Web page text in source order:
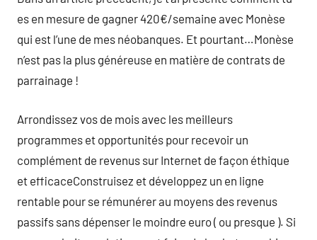
es en mesure de gagner 420€/semaine avec Monèse
qui est l’une de mes néobanques. Et pourtant…Monèse
n’est pas la plus généreuse en matière de contrats de
parrainage !
Arrondissez vos de mois avec les meilleurs
programmes et opportunités pour recevoir un
complément de revenus sur Internet de façon éthique
et efficaceConstruisez et développez un en ligne
rentable pour se rémunérer au moyens des revenus
passifs sans dépenser le moindre euro ( ou presque ). Si